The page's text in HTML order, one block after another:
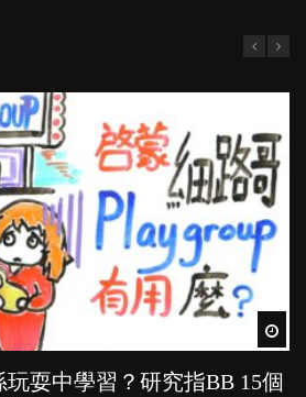
玩耍中學習？研究指BB 15個
刺激幼兒自發學習取代獎勵
BB的影響
全職媽媽與在職媽媽的壓
口，父母該制止還是放手？